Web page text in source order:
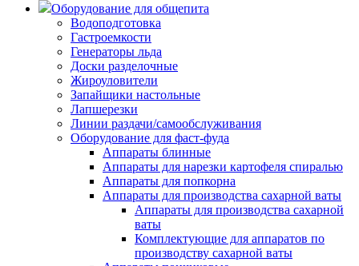
Оборудование для общепита
Водоподготовка
Гастроемкости
Генераторы льда
Доски разделочные
Жироуловители
Запайщики настольные
Лапшерезки
Линии раздачи/самообслуживания
Оборудование для фаст-фуда
Аппараты блинные
Аппараты для нарезки картофеля спиралью
Аппараты для попкорна
Аппараты для производства сахарной ваты
Аппараты для производства сахарной
ваты
Комплектующие для аппаратов по
производству сахарной ваты